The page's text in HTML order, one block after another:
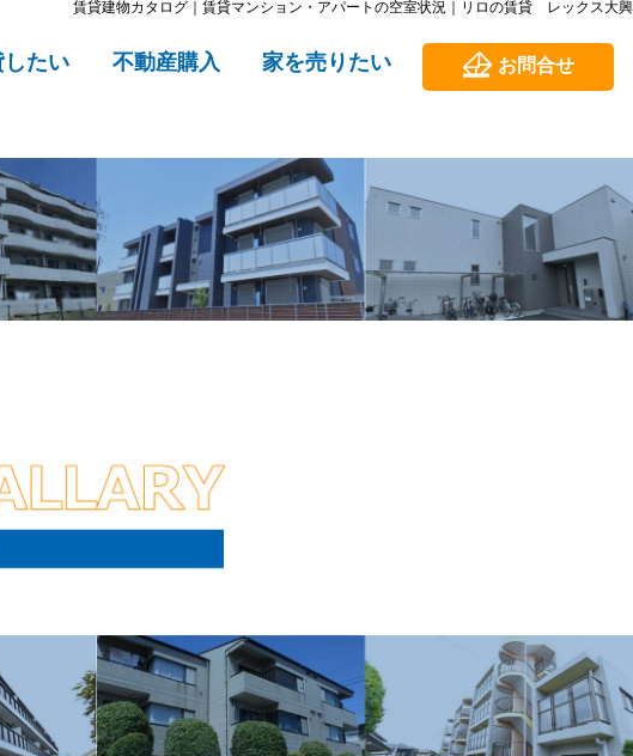
賃貸建物カタログ｜賃貸マンション・アパートの空室状況｜リロの賃貸 レックス大興
たい 不動産購入 家を売りたい お問合せ